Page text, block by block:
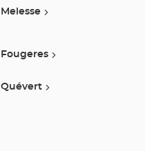
Melesse
Fougeres
Quévert